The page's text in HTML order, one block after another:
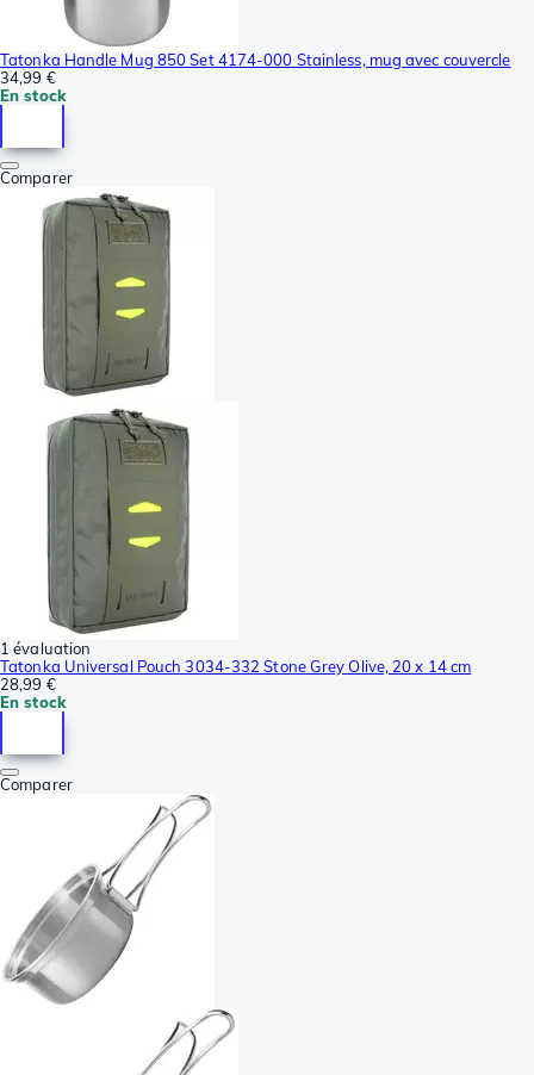
Tatonka Handle Mug 850 Set 4174-000 Stainless, mug avec couvercle
34,99 €
En stock
Comparer
1 évaluation
Tatonka Universal Pouch 3034-332 Stone Grey Olive, 20 x 14 cm
28,99 €
En stock
Comparer